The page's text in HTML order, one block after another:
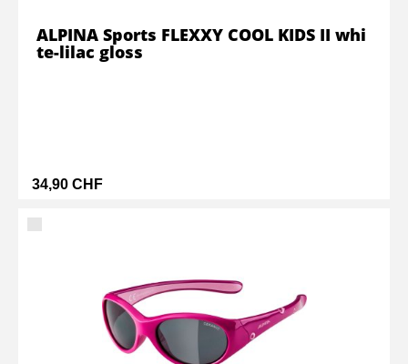
34,90 CHF
ALPINA Sports FLEXXY COOL KIDS II whi
te-lilac gloss